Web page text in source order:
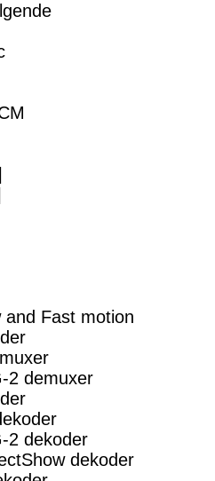
and Fast motion
2 demuxer
2 dekoder
dekoder